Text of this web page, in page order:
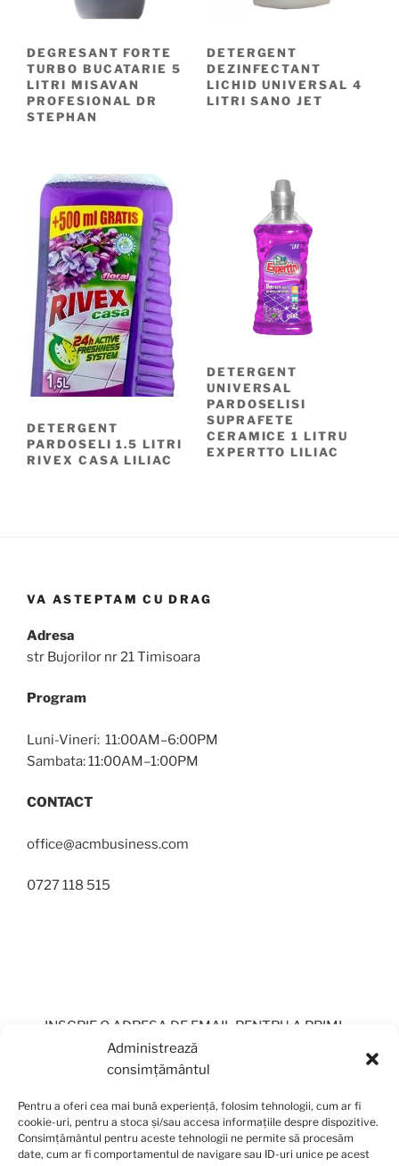
Administrează
consimțământul
Pentru a oferi cea mai bună experiență, folosim tehnologii, cum ar fi
cookie-uri, pentru a stoca și/sau accesa informațiile despre dispozitive.
Consimțământul pentru aceste tehnologii ne permite să procesăm
date, cum ar fi comportamentul de navigare sau ID-uri unice pe acest
DEGRESANT FORTE
TURBO BUCATARIE 5
LITRI MISAVAN
PROFESIONAL DR
STEPHAN
DETERGENT
DEZINFECTANT
LICHID UNIVERSAL 4
LITRI SANO JET
DETERGENT
PARDOSELI 1.5 LITRI
RIVEX CASA LILIAC
DETERGENT
UNIVERSAL
PARDOSELISI
SUPRAFETE
CERAMICE 1 LITRU
EXPERTTO LILIAC
VA ASTEPTAM CU DRAG
Adresa
str Bujorilor nr 21 Timisoara
Program
Luni-Vineri: 11:00AM–6:00PM
Sambata: 11:00AM–1:00PM
CONTACT
office@acmbusiness.com
0727 118 515
INSCRIE O ADRESA DE EMAIL PENTRU A PRIMI
PERIODIC OFERTE